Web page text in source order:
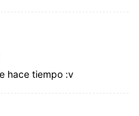
hace tiempo :v